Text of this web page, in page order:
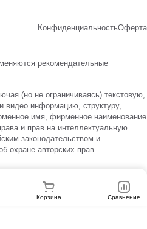
КонфиденциальностьОферта
рекомендательные
(но не ограничиваясь) текстовую,
видео информацию, структуру,
имя, фирменное наименование
и прав на интеллектуальную
законодательством и
охране авторских прав.
Корзина Сравнение